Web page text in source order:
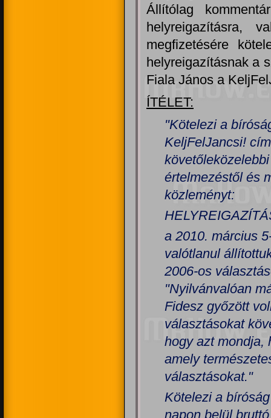
Állítólag
helyreigazításra,
megfizetésére
helyreigazításnak a
Fiala János a
ÍTÉLET:
"Kötelezi a
KeljFelJancsi!
értelmezéstől és
közleményt:
a 2010. március
valótlanul
2006-os
"Nyilvánvalóan
Fidesz győzött
választásokat
hogy azt mondja,
amely
választásokat."
Kötelezi a
napon belül